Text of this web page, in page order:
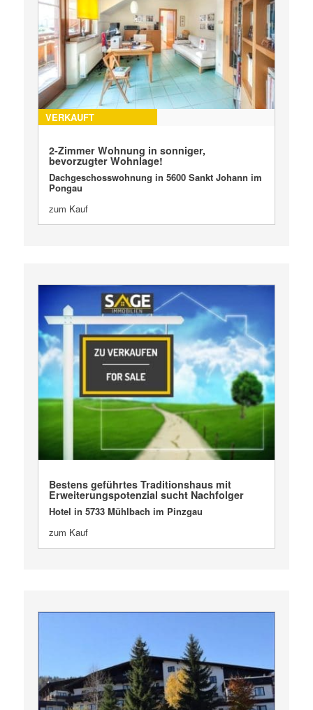
VERKAUFT
2-Zimmer Wohnung in sonniger,
bevorzugter Wohnlage!
Dachgeschosswohnung in 5600 Sankt Johann im
Pongau
zum Kauf
Bestens geführtes Traditionshaus mit
Erweiterungspotenzial sucht Nachfolger
Hotel in 5733 Mühlbach im Pinzgau
zum Kauf